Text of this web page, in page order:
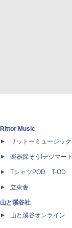
Rittor Music
リットーミュージック
楽器探そう!デジマート
TシャツPOD T-OD
立東舎
山と溪谷社
山と溪谷オンライン